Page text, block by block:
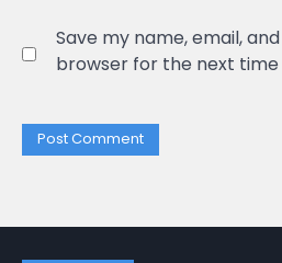
Save my name, email,
browser for the next